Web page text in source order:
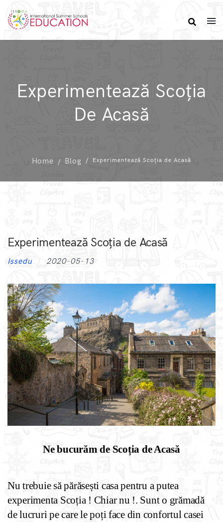
Experimentează Scoția
De Acasă
Home Blog Experimentează Scoția de Acasă
Experimentează Scoția de Acasă
Issedu 2020-05-13
Ne bucurăm de Scoția de Acasă
Nu trebuie să părăsești casa pentru a putea
experimenta Scoția ! Chiar nu !. Sunt o grămadă
de lucruri pe care le poți face din confortul casei